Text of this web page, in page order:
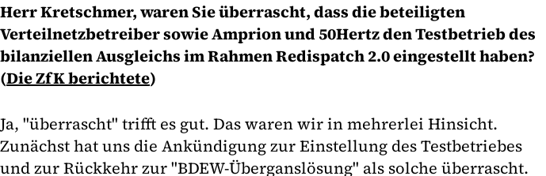
Herr Kretschmer, waren Sie überrascht, dass die beteiligten
Verteilnetzbetreiber sowie Amprion und 50Hertz den Testbetrieb des
bilanziellen Ausgleichs im Rahmen Redispatch 2.0 eingestellt haben?
(Die ZfK berichtete)
Ja, "überrascht" trifft es gut. Das waren wir in mehrerlei Hinsicht.
Zunächst hat uns die Ankündigung zur Einstellung des Testbetriebes
und zur Rückkehr zur "BDEW-Überganslösung" als solche überrascht.